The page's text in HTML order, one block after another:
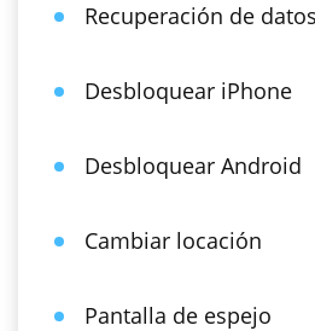
Recuperación de
Desbloquear iPhone
Desbloquear Android
Cambiar locación
Pantalla de espejo